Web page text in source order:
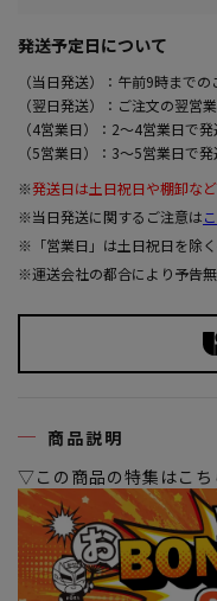
発送予定日について
（当日発送）：午前9時まで
（翌日発送）：ご注文の翌営
（4営業日）：2～4営業日で
（5営業日）：3～5営業日で
※発送日は土日祝日や棚卸な
※当日発送に関するご注意は
※「営業日」は土日祝日を除
※運送会社の都合により予告
商品説明
▽この商品の特集はこち